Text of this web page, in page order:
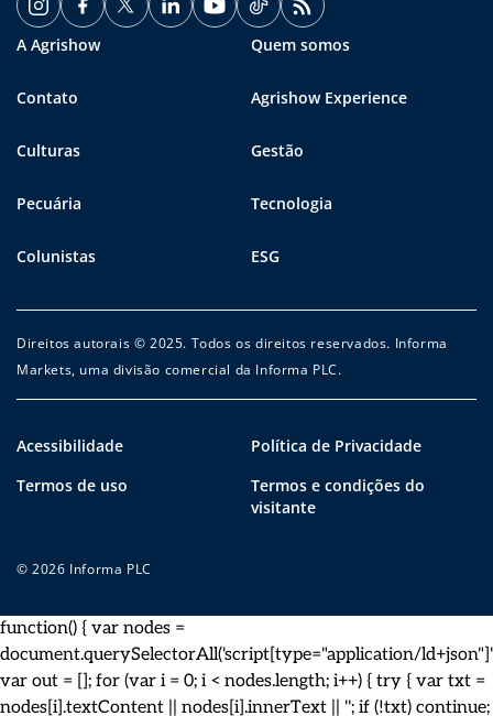
A Agrishow Quem somos
Contato Agrishow Experience
Culturas Gestão
Pecuária Tecnologia
Colunistas ESG
Direitos autorais © 2025. Todos os direitos reservados. Informa
Markets, uma divisão comercial da Informa PLC.
Acessibilidade
Política de Privacidade
Termos de uso
Termos e condições do
visitante
© 2026 Informa PLC
function() { var nodes =
document.querySelectorAll('script[type="application/
var out = []; for (var i = 0; i < nodes.length; i++) { try { var txt =
nodes[i].textContent || nodes[i].innerText || ''; if (!txt) continue;